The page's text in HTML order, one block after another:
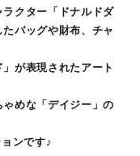
クター「ドナルドダ
バッグや財布、チャ
が表現されたアート
めな「デイジー」の
ンです♪